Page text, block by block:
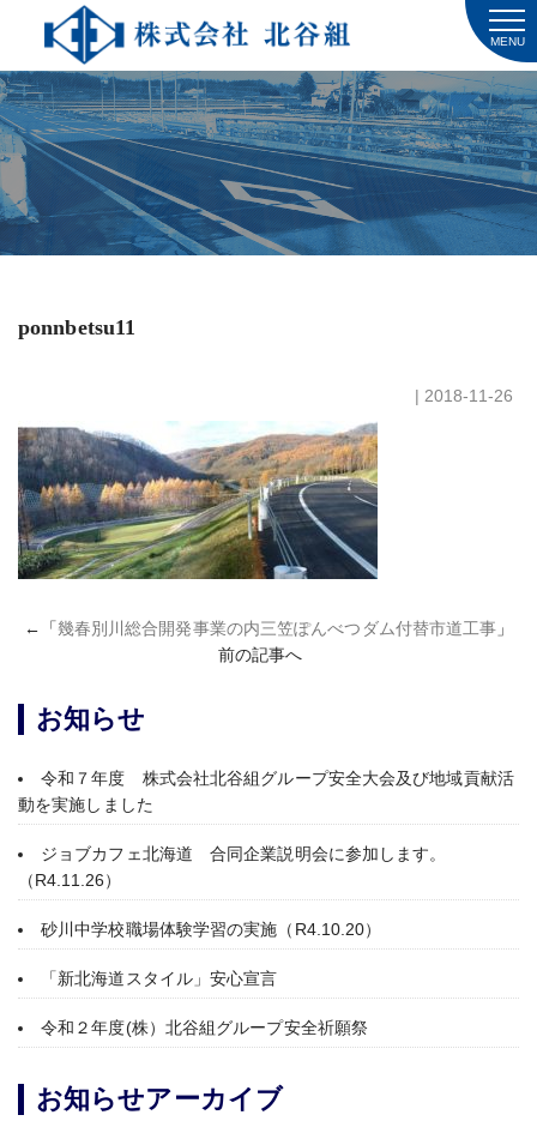
MENU
ponnbetsu11
| 2018-11-26
←「幾春別川総合開発事業の内三笠ぽんべつダム付替市道工事 」
前の記事へ
お知らせ
令和７年度 株式会社北谷組グループ安全大会及び地域貢献活
動を実施しました
ジョブカフェ北海道 合同企業説明会に参加します。
（R4.11.26）
砂川中学校職場体験学習の実施（R4.10.20）
「新北海道スタイル」安心宣言
令和２年度(株）北谷組グループ安全祈願祭
お知らせアーカイブ